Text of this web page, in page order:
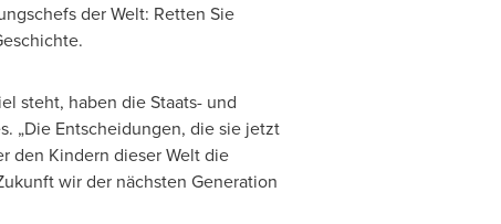
der Welt: Retten Sie
steht, haben die Staats- und
„Die Entscheidungen, die sie jetzt
den Kindern dieser Welt die
wir der nächsten Generation